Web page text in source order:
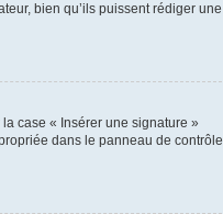
bien qu’ils puissent rédiger une
case « Insérer une signature »
dans le panneau de contrôle